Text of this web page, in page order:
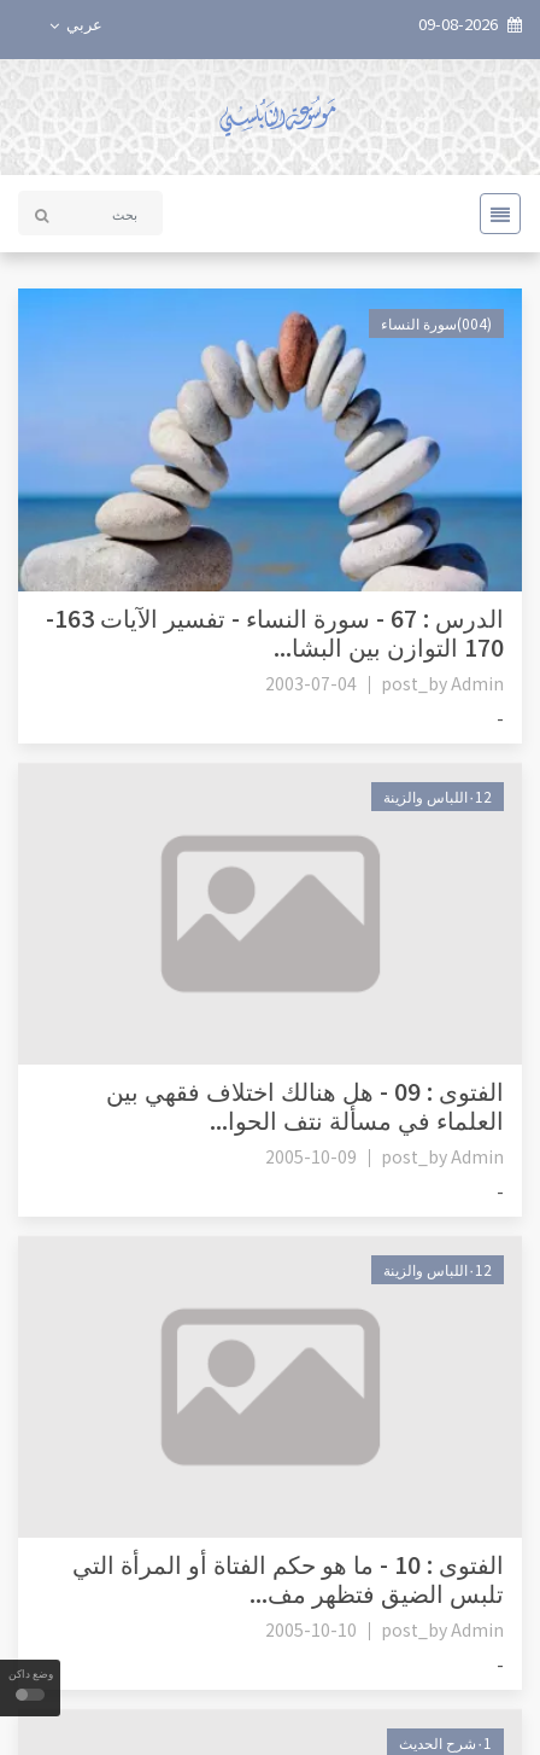
وضع داكن
عربي
(004)سورة النساء
الدرس : 67 - سورة النساء - تفسير الآيات 163-
170 التوازن بين البشا...
post_byAdmin
2003-07-04
-
٠12اللباس والزينة
الفتوى : 09 - هل هنالك اختلاف فقهي بين
العلماء في مسألة نتف الحوا...
post_byAdmin
2005-10-09
-
٠12اللباس والزينة
الفتوى : 10 - ما هو حكم الفتاة أو المرأة التي
تلبس الضيق فتظهر مف...
post_byAdmin
2005-10-10
-
٠1شرح الحديث